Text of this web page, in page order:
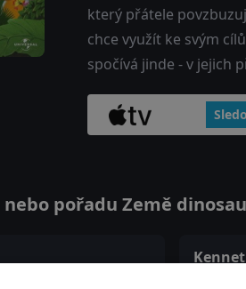
který přátele
chce využít ke svým
spočívá jinde - v jejich
pořadu Země